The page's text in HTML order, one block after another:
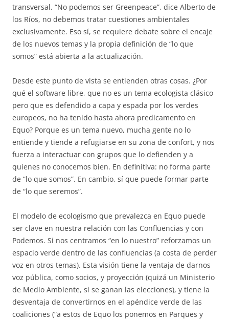
transversal. “No podemos ser Greenpeace”, dice Alberto de
los Ríos, no debemos tratar cuestiones ambientales
exclusivamente. Eso sí, se requiere debate sobre el encaje
de los nuevos temas y la propia definición de “lo que
somos” está abierta a la actualización.
Desde este punto de vista se entienden otras cosas. ¿Por
qué el software libre, que no es un tema ecologista clásico
pero que es defendido a capa y espada por los verdes
europeos, no ha tenido hasta ahora predicamento en
Equo? Porque es un tema nuevo, mucha gente no lo
entiende y tiende a refugiarse en su zona de confort, y nos
fuerza a interactuar con grupos que lo defienden y a
quienes no conocemos bien. En definitiva: no forma parte
de “lo que somos”. En cambio, sí que puede formar parte
de “lo que seremos”.
El modelo de ecologismo que prevalezca en Equo puede
ser clave en nuestra relación con las Confluencias y con
Podemos. Si nos centramos “en lo nuestro” reforzamos un
espacio verde dentro de las confluencias (a costa de perder
voz en otros temas). Esta visión tiene la ventaja de darnos
voz pública, como socios, y proyección (quizá un Ministerio
de Medio Ambiente, si se ganan las elecciones), y tiene la
desventaja de convertirnos en el apéndice verde de las
coaliciones (“a estos de Equo los ponemos en Parques y